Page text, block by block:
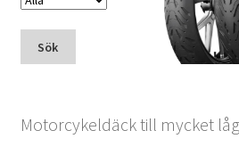
Sök
Motorcykeldäck till mycket